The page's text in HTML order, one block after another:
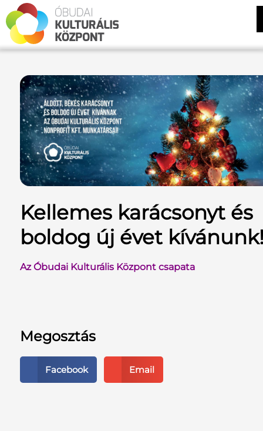
Kellemes karácsonyt és
boldog új évet
Az Óbudai Kulturális Központ csapata
Megosztás
Facebook Email